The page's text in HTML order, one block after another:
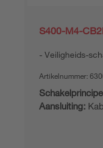
S400-M4-
Veiligheids-
Artikelnummer:
Aansluiting: